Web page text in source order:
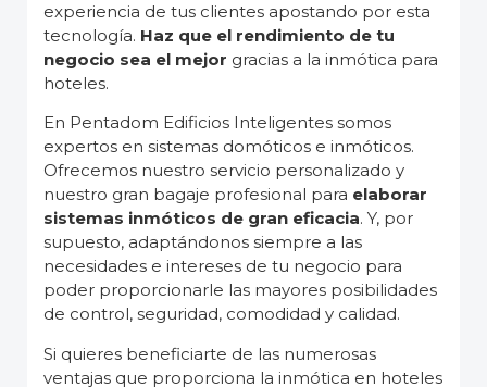
experiencia de tus clientes apostando por esta
tecnología. Haz que el rendimiento de tu
negocio sea el mejor gracias a la inmótica para
hoteles.
En Pentadom Edificios Inteligentes somos
expertos en sistemas domóticos e inmóticos.
Ofrecemos nuestro servicio personalizado y
nuestro gran bagaje profesional para elaborar
sistemas inmóticos de gran eficacia. Y, por
supuesto, adaptándonos siempre a las
necesidades e intereses de tu negocio para
poder proporcionarle las mayores posibilidades
de control, seguridad, comodidad y calidad.
Si quieres beneficiarte de las numerosas
ventajas que proporciona la inmótica en hoteles